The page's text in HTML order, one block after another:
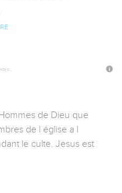
de l église a l
le culte. Jesus est